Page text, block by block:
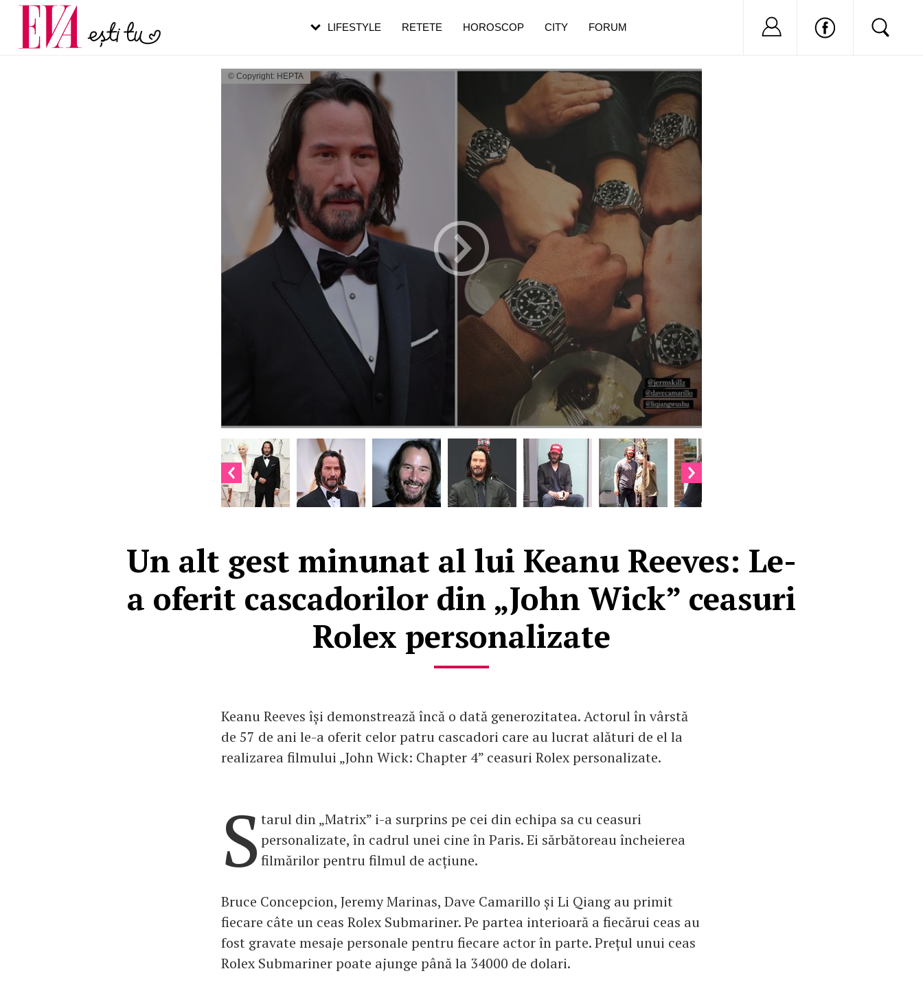
© Copyright: HEPTA
Un alt gest minunat al lui Keanu Reeves: Le-
a oferit cascadorilor din „John Wick” ceasuri
Rolex personalizate
Keanu Reeves își demonstrează încă o dată generozitatea. Actorul în vârstă
de 57 de ani le-a oferit celor patru cascadori care au lucrat alături de el la
realizarea filmului „John Wick: Chapter 4” ceasuri Rolex personalizate.
S tarul din „Matrix” i-a surprins pe cei din echipa sa cu ceasuri
personalizate, în cadrul unei cine în Paris. Ei sărbătoreau încheierea
filmărilor pentru filmul de acțiune.
Bruce Concepcion, Jeremy Marinas, Dave Camarillo și Li Qiang au primit
fiecare câte un ceas Rolex Submariner. Pe partea interioară a fiecărui ceas au
fost gravate mesaje personale pentru fiecare actor în parte. Prețul unui ceas
Rolex Submariner poate ajunge până la 34000 de dolari.
LIFESTYLE RETETE HOROSCOP CITY FORUM Nu ai cont?
Carieră
Actualitate
pe măsură ce înaintezi în vârstă